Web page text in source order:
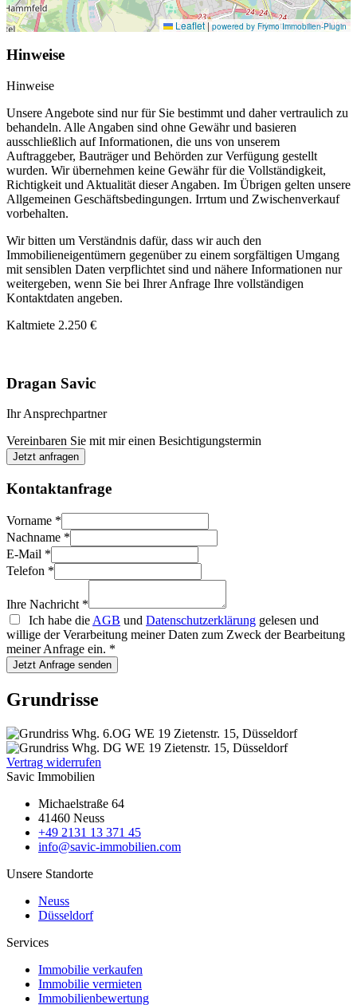
Leaflet| powered by Frymo Immobilien-Plugin
Hinweise
Hinweise
Unsere Angebote sind nur für Sie bestimmt und daher vertraulich zu
behandeln. Alle Angaben sind ohne Gewähr und basieren
ausschließlich auf Informationen, die uns von unserem
Auftraggeber, Bauträger und Behörden zur Verfügung gestellt
wurden. Wir übernehmen keine Gewähr für die Vollständigkeit,
Richtigkeit und Aktualität dieser Angaben. Im Übrigen gelten unsere
Allgemeinen Geschäftsbedingungen. Irrtum und Zwischenverkauf
vorbehalten.
Wir bitten um Verständnis dafür, dass wir auch den
Immobilieneigentümern gegenüber zu einem sorgfältigen Umgang
mit sensiblen Daten verpflichtet sind und nähere Informationen nur
weitergeben, wenn Sie bei Ihrer Anfrage Ihre vollständigen
Kontaktdaten angeben.
Kaltmiete 2.250 €
Dragan Savic
Ihr Ansprechpartner
Vereinbaren Sie mit mir einen Besichtigungstermin
Jetzt anfragen
Kontaktanfrage
Vorname *
Nachname *
E-Mail *
Telefon *
Ihre Nachricht *
Ich habe die AGB und Datenschutzerklärung gelesen und
willige der Verarbeitung meiner Daten zum Zweck der Bearbeitung
meiner Anfrage ein. *
Jetzt Anfrage senden
Grundrisse
Vertrag widerrufen
Savic Immobilien
Michaelstraße 64
41460 Neuss
+49 2131 13 371 45
info@savic-immobilien.com
Unsere Standorte
Neuss
Düsseldorf
Services
Immobilie verkaufen
Immobilie vermieten
Immobilienbewertung